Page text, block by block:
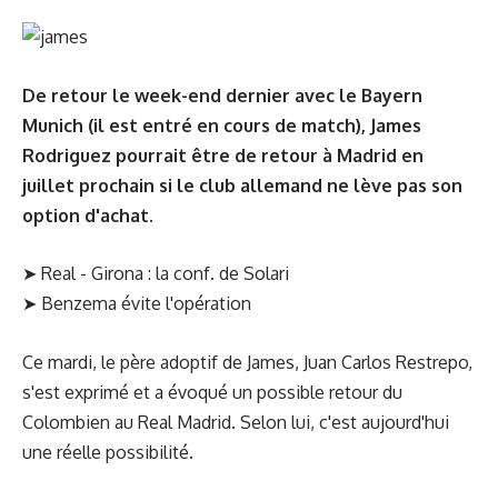
De retour le week-end dernier avec le Bayern
Munich (il est entré en cours de match), James
Rodriguez pourrait être de retour à Madrid en
juillet prochain si le club allemand ne lève pas son
option d'achat.
➤ Real - Girona : la conf. de Solari
➤ Benzema évite l'opération
Ce mardi, le père adoptif de James, Juan Carlos Restrepo,
s'est exprimé et a évoqué un possible retour du
Colombien au Real Madrid. Selon lui, c'est aujourd'hui
une réelle possibilité.